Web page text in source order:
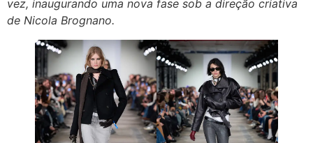
vez, inaugurando uma nova fase sob a direção criativa
de Nicola Brognano.